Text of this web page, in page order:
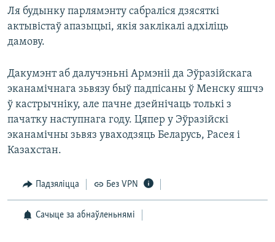
Ля будынку парлямэнту сабраліся дзясяткі
актывістаў апазыцыі, якія заклікалі адхіліць
дамову.
Дакумэнт аб далучэньні Армэніі да Эўразійскага
эканамічнага зьвязу быў падпісаны ў Менску яшчэ
ў кастрычніку, але пачне дзейнічаць толькі з
пачатку наступнага году. Цяпер у Эўразійскі
эканамічны зьвяз уваходзяць Беларусь, Расея і
Казахстан.
Падзяліцца Без VPN
Сачыце за абнаўленьнямі